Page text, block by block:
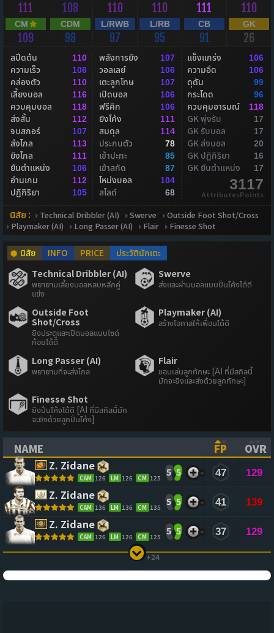
111 108 110 110 111 110
CM
109
CDM
98
L/RWB
97
L/RB
95
CB
91
GK
26
สปีดต้น 110
ความเร็ว 106
คล่องตัว 110
เลี้ยงบอล 116
ควบคุมบอล 118
ส่งสั้น 112
จบสกอร์ 107
ส่งไกล 113
ยิงไกล 111
ยืนตำแหน่ง 106
อ่านเกม 112
ปฏิกิริยา 105
พลังการยิง 107
วอลเลย์ 106
เตะลูกโทษ 107
เปิดบอล 106
ฟรีคิก 106
ยิงโค้ง 111
สมดุล 114
ประกบตัว 78
เข้าปะทะ 85
เข้าสกัด 87
โหม่งบอล 104
สไลด์ 68
แข็งแกร่ง 106
ความอึด 106
ดุดัน 99
กระโดด 96
ควบคุมอารมณ์ 118
GK พุ่งรับ 17
GK รับบอล 17
GK ส่งบอล 20
GK ปฏิกิริยา 16
GK ยืนตำแหน่ง 17
3117
AttributesPoints
นิสัย : Technical Dribbler (AI) Swerve
Outside Foot Shot/Cross
Playmaker (AI)
Long Passer (AI) Flair Finesse Shot
นิสัย INFO PRICE
ประวัตินักเตะ
Technical Dribbler (AI)
พยายามเลี้ยงบอลหลบหลีกคู่
แข่ง
Swerve
ส่งและผ่านบอลแบบปั่นโค้งได้ดี
Outside Foot
Shot/Cross
ยิงประตูและเปิดบอลแบบไซด์
ก้อยได้ดี
Playmaker (AI)
สร้างโอกาสให้เพื่อนได้ดี
Long Passer (AI)
พยายามที่จะส่งไกล
Flair
ชอบเล่นลูกทักษะ [AI ที่มีสกิลนี้
มักจะยิงและส่งด้วยลูกทักษะ]
Finesse Shot
ยิงปั่นโค้งได้ดี [AI ที่มีสกิลนี้มัก
จะยิงด้วยลูกปั่นโค้ง]
NAME
(CLICK TO SORT ASCENDING)
FP
OVR
Z. Zidane
CAM 126 LM 126 CM 125
5 5 47 129
Z. Zidane
CAM 136 LM 136 CM 135
5 5 41 139
Z. Zidane
CAM 126 LM 126 CM 125
5 5 37 129
+24